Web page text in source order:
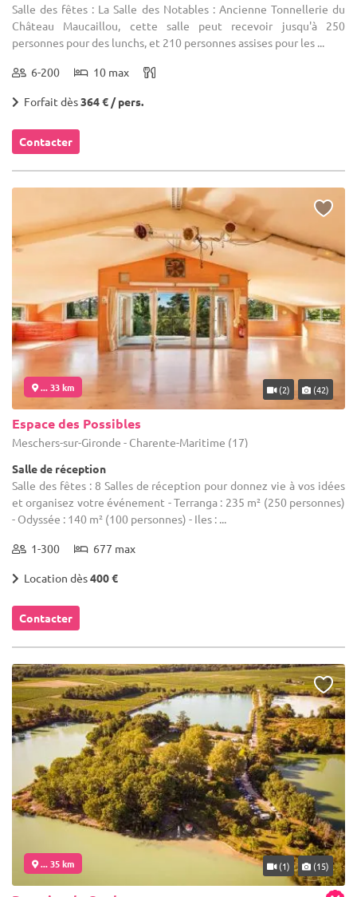
Salle des fêtes : La Salle des Notables : Ancienne Tonnellerie du
Château Maucaillou, cette salle peut recevoir jusqu'à 250
personnes pour des lunchs, et 210 personnes assises pour les ...
6-200 10 max
Forfait dès364 € / pers.
Contacter
... 33 km (2) (42)
Espace des Possibles
Meschers-sur-Gironde - Charente-Maritime (17)
Salle de réception
Salle des fêtes : 8 Salles de réception pour donnez vie à vos idées
et organisez votre événement - Terranga : 235 m² (250 personnes)
- Odyssée : 140 m² (100 personnes) - Iles : ...
1-300 677 max
Location dès400 €
Contacter
... 35 km (1) (15)